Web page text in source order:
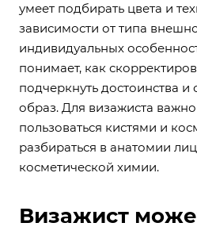
умеет подбирать цвета и
зависимости от типа
индивидуальных
понимает, как
подчеркнуть достоинства и
образ. Для визажиста
пользоваться кистями и
разбираться в анатомии
косметической химии.
Визажист